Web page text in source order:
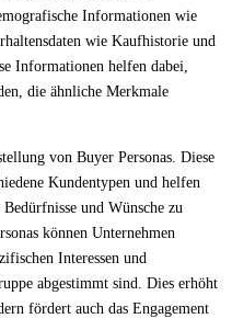
Informationen wie
wie Kaufhistorie und
Informationen helfen dabei,
die ähnliche Merkmale
von Buyer Personas. Diese
Kundentypen und helfen
und Wünsche zu
können Unternehmen
Interessen und
abgestimmt sind. Dies erhöht
fördert auch das Engagement